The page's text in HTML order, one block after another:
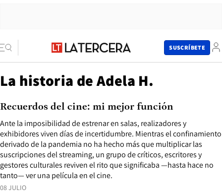
SUSCRÍBETE
La historia de Adela H.
08 JULIO
Ante la imposibilidad de estrenar en salas, realizadores y
exhibidores viven días de incertidumbre. Mientras el confinamiento
derivado de la pandemia no ha hecho más que multiplicar las
suscripciones del streaming, un grupo de críticos, escritores y
gestores culturales reviven el rito que significaba —hasta hace no
tanto— ver una película en el cine.
Recuerdos del cine: mi mejor función